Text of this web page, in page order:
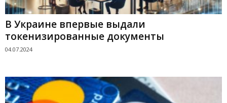
В Украине впервые выдали
токенизированные документы
04.07.2024